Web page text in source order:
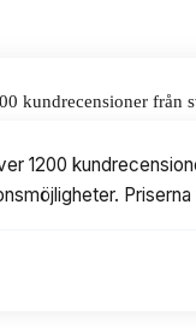
kundrecensioner
1200